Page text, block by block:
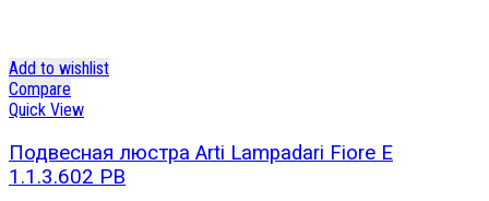
Add to wishlist
Compare
Quick View
Подвесная люстра Arti Lampadari Fiore E
1.1.3.602 PB